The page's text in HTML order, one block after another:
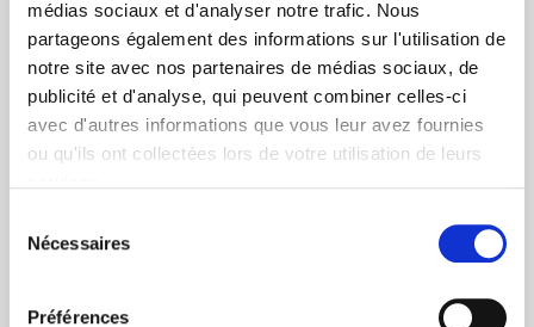
médias sociaux et d'analyser notre trafic. Nous
partageons également des informations sur l'utilisation de
notre site avec nos partenaires de médias sociaux, de
publicité et d'analyse, qui peuvent combiner celles-ci
avec d'autres informations que vous leur avez fournies
ou qu'ils ont collectées lors de votre utilisation de leurs
Nécessaires
Préférences
+ de 10 ans d'expertise
dans le photovoltaïque